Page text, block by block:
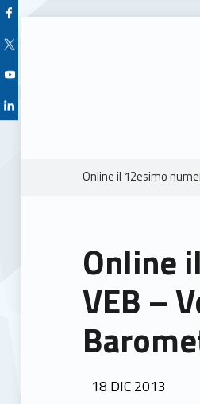
Facebook Unioncamere Veneto
Twitter Unioncamere Veneto
Youtube Unioncamere Veneto
Linkedin Unioncamere Veneto
Breadcrumbs navigation
Online il 12esimo
Online
VEB –
POSTED ON:
18 DIC2013